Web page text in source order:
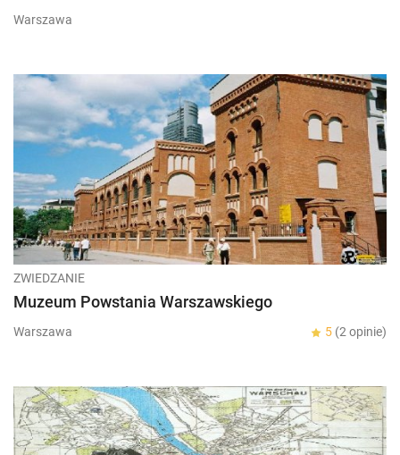
Warszawa
ZWIEDZANIE
Muzeum Powstania Warszawskiego
Warszawa 5 (2 opinie)